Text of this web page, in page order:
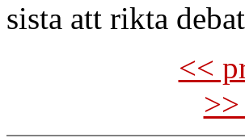
sista att rikta
<<